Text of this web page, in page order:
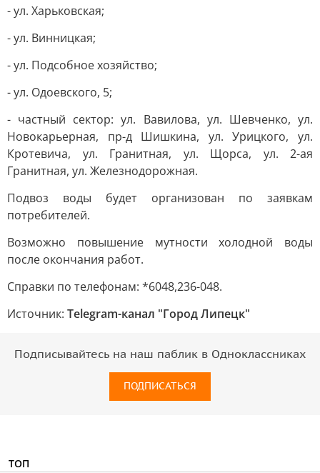
- ул. Харьковская;
- ул. Винницкая;
- ул. Подсобное хозяйство;
- ул. Одоевского, 5;
- частный сектор: ул. Вавилова, ул. Шевченко, ул.
Новокарьерная, пр-д Шишкина, ул. Урицкого, ул.
Кротевича, ул. Гранитная, ул. Щорса, ул. 2-ая
Гранитная, ул. Железнодорожная.
Подвоз воды будет организован по заявкам
потребителей.
Возможно повышение мутности холодной воды
после окончания работ.
Справки по телефонам: *6048,236-048.
Источник: Telegram-канал "Город Липецк"
Подписывайтесь на наш паблик в Одноклассниках
ПОДПИСАТЬСЯ
ТОП